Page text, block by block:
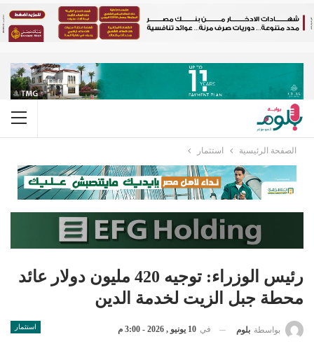
الصفحة الرئيسية استثمار
رئيس الوزراء: توجيه 420 مليون دولار عائد
محطة جبل الزيت لخدمة الدين
استثمار بواسطة بلوم في 10 يونيو , 2026 - 3:00 م